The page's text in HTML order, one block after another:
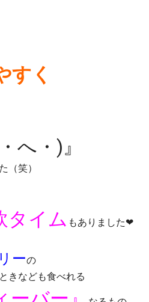
すく
へ・)』
（笑）
タイム もありました❤
ーの
きなども食べれる